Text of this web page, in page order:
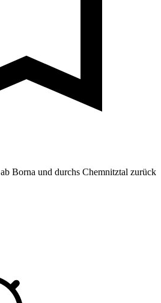
Borna und durchs Chemnitztal zurück